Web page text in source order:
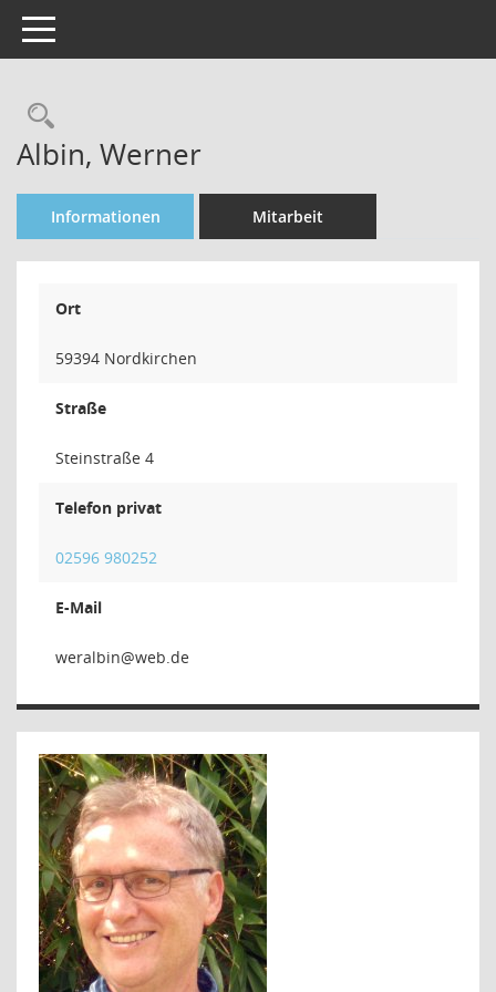
Toggle navigation
Rechercheauswahl
Albin, Werner
Informationen Mitarbeit
Ort
59394 Nordkirchen
Straße
Steinstraße 4
Telefon privat
02596 980252
E-Mail
nibl